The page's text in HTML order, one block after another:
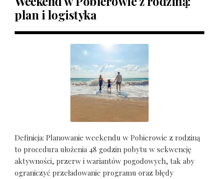
plan i logistyka
Definicja: Planowanie weekendu w Pobierowie z rodziną
to procedura ułożenia 48 godzin pobytu w sekwencję
aktywności, przerw i wariantów pogodowych, tak aby
ograniczyć przeładowanie programu oraz błędy